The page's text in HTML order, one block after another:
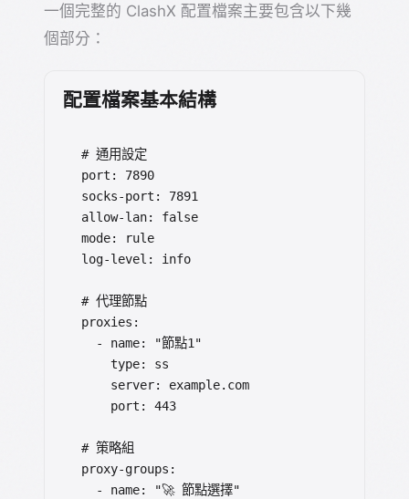
一個完整的 ClashX 配置檔案主要包含以下幾
個部分：
配置檔案基本結構
# 通用設定
port: 7890
socks-port: 7891
allow-lan: false
mode: rule
log-level: info
# 代理節點
proxies:
  - name: "節點1"
    type: ss
    server: example.com
    port: 443
# 策略組
proxy-groups:
  - name: "🚀 節點選擇"